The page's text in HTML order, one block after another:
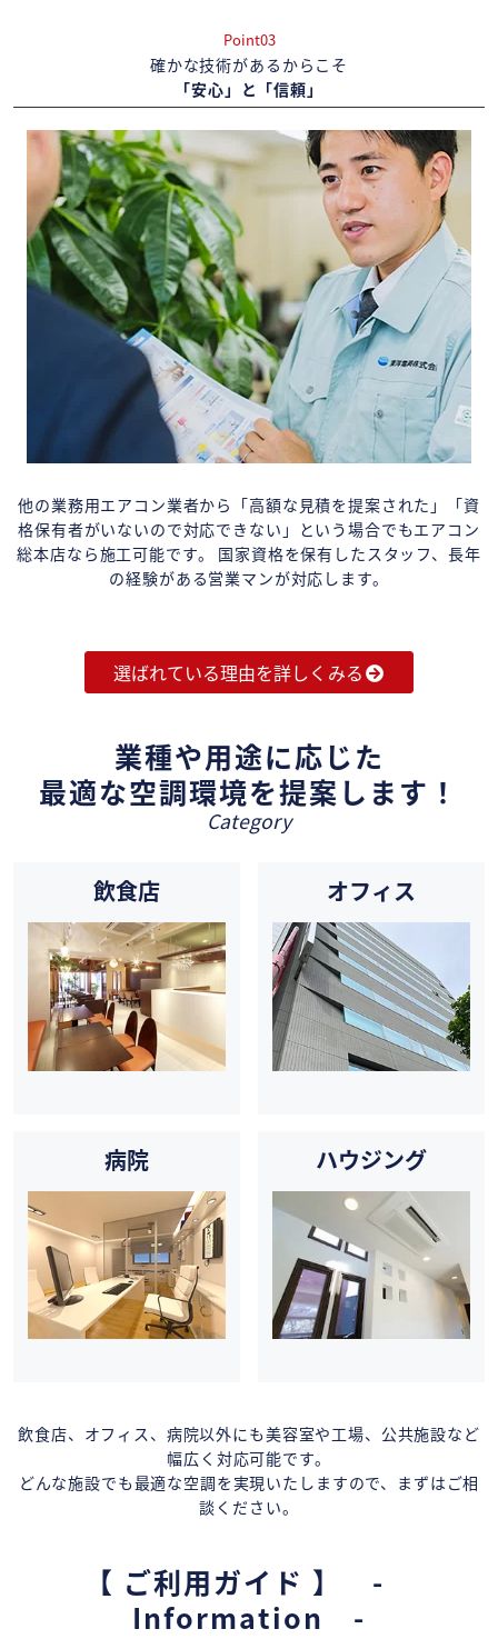
Point03
確かな技術があるからこそ
「安心」と「信頼」
他の業務用エアコン業者から「高額な見積を提案された」「資
格保有者がいないので対応できない」という場合でもエアコン
総本店なら施工可能です。 国家資格を保有したスタッフ、長年
の経験がある営業マンが対応します。
選ばれている理由を詳しくみる
業種や用途に応じた
最適な空調環境を提案します！
Category
飲食店 オフィス
病院 ハウジング
飲食店、オフィス、病院以外にも美容室や工場、公共施設など
幅広く対応可能です。
どんな施設でも最適な空調を実現いたしますので、まずはご相
談ください。
【 ご利用ガイド 】 -
Information -